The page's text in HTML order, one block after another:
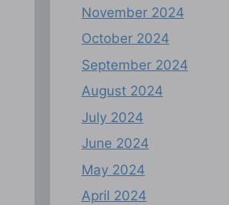
November 2024
October 2024
September 2024
August 2024
July 2024
June 2024
May 2024
April 2024